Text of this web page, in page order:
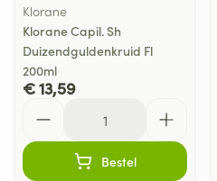
Klorane
Klorane Capil. Sh
Duizendguldenkruid Fl
200ml
€ 13,59
Bestel